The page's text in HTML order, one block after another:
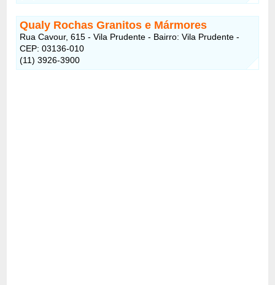
Qualy Rochas Granitos e Mármores
Rua Cavour, 615 - Vila Prudente - Bairro: Vila Prudente -
CEP: 03136-010
(11) 3926-3900